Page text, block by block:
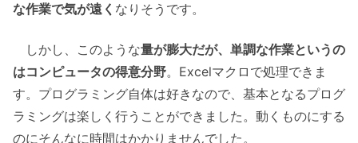
な作業で気が遠く なりそうです。
しかし、このような量が膨大だが、単調な作業というの
はコンピュータの得意分野。Excelマクロで処理できま
す。プログラミング自体は好きなので、基本となるプログ
ラミングは楽しく行うことができました。動くものにする
のにそんなに時間はかかりませんでした。